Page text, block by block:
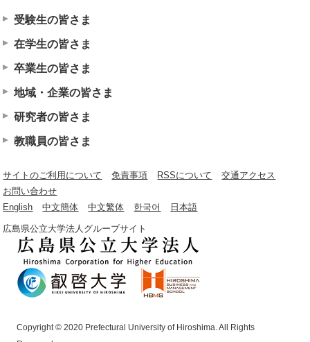
受験生の皆さま
在学生の皆さま
卒業生の皆さま
地域・企業の皆さま
研究者の皆さま
教職員の皆さま
サイトのご利用について 免責事項 RSSについて
交通アクセス
お問い合わせ
English
中文簡体 中文繁体 한국어 日本語
広島県公立大学法人グループサイト
Copyright © 2020 Prefectural University of Hiroshima. All Rights